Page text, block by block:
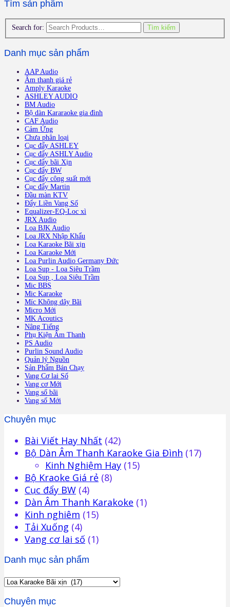
Tìm sản phẩm
Search for: Tìm kiếm
Danh mục sản phẩm
AAP Audio
Âm thanh giá rẻ
Amply Karaoke
ASHLEY AUDIO
BM Audio
Bộ dàn Kararaoke gia đình
CAF Audio
Cảm Ứng
Chưa phân loại
Cục đẩy ASHLEY
Cục đẩy ASHLY Audio
Cục đẩy bãi Xịn
Cục đẩy BW
Cục đẩy công suất mới
Cục đẩy Martin
Đầu màn KTV
Đẩy Liền Vang Số
Equalizer-EQ-Loc xì
JRX Audio
Loa BJK Audio
Loa JRX Nhập Khẩu
Loa Karaoke Bãi xịn
Loa Karaoke Mới
Loa Purlin Audio Germany Đức
Loa Sup - Loa Siêu Trầm
Loa Sup , Loa Siêu Trầm
Mic BBS
Mic Karaoke
Míc Không dây Bãi
Micro Mới
MK Acoutics
Nâng Tiếng
Phụ Kiện Âm Thanh
PS Audio
Purlin Sound Audio
Quản lý Nguồn
Sản Phẩm Bán Chạy
Vang Cơ lai Số
Vang cơ Mới
Vang số bãi
Vang số Mới
Chuyên mục
Bài Viết Hay Nhất (42)
Bộ Dàn Âm Thanh Karaoke Gia Đình (17)
Kinh Nghiệm Hay (15)
Bộ Kraoke Giá rẻ (8)
Cục đẩy BW (4)
Dàn Âm Thanh Karakoke (1)
Kinh nghiêm (15)
Tải Xuống (4)
Vang cơ lai số (1)
Danh mục sản phẩm
Chuyên mục